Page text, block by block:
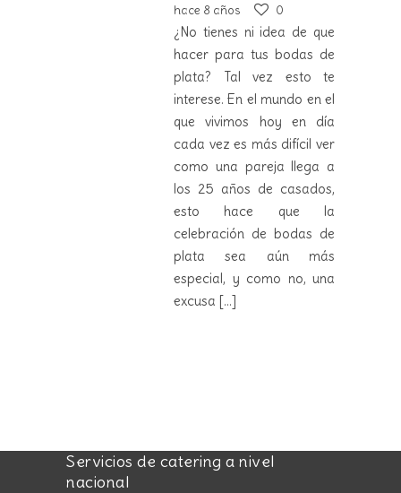
hace 8 años
0
¿No tienes ni idea de que
hacer para tus bodas de
plata? Tal vez esto te
interese. En el mundo en el
que vivimos hoy en día
cada vez es más difícil ver
como una pareja llega a
los 25 años de casados,
esto hace que la
celebración de bodas de
plata sea aún más
especial, y como no, una
excusa [...]
Servicios de catering a nivel
nacional